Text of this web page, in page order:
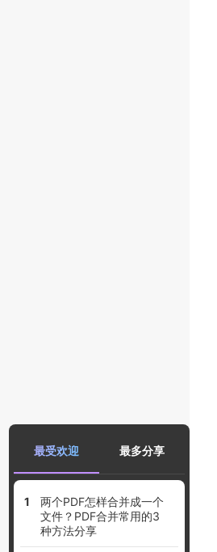
最受欢迎 最多分享
两个PDF怎样合并成一个
文件？PDF合并常用的3
种方法分享